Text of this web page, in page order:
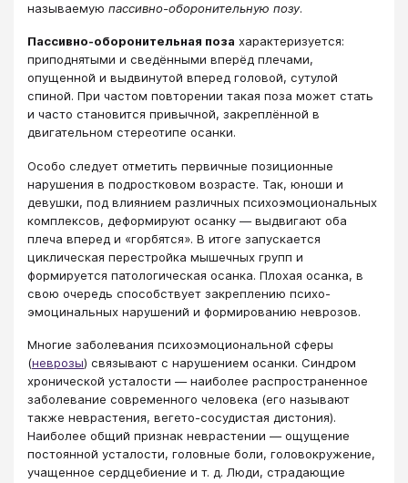
называемую пассивно-оборонительную позу.
Пассивно-оборонительная поза характеризуется:
приподнятыми и сведёнными вперёд плечами,
опущенной и выдвинутой вперед головой, сутулой
спиной. При частом повторении такая поза может стать
и часто становится привычной, закреплённой в
двигательном стереотипе осанки.
Особо следует отметить первичные позиционные
нарушения в подростковом возрасте. Так, юноши и
девушки, под влиянием различных психоэмоциональных
комплексов, деформируют осанку — выдвигают оба
плеча вперед и «горбятся». В итоге запускается
циклическая перестройка мышечных групп и
формируется патологическая осанка. Плохая осанка, в
свою очередь способствует закреплению психо-
эмоцинальных нарушений и формированию неврозов.
Многие заболевания психоэмоциональной сферы
(неврозы) связывают с нарушением осанки. Синдром
хронической усталости — наиболее распространенное
заболевание современного человека (его называют
также неврастения, вегето-сосудистая дистония).
Наиболее общий признак неврастении — ощущение
постоянной усталости, головные боли, головокружение,
учащенное сердцебиение и т. д. Люди, страдающие